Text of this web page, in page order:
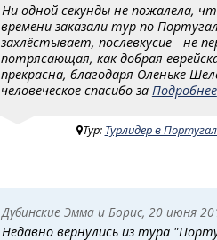
Ни одной секунды не пожалела,
времени заказали тур по
захлёстывает, послевкусие - не
потрясающая, как добрая
прекрасна, благодаря Оленьке
человеческое спасибо за Подробнее
Тур: Турлидер в
Дубинские Эмма и Борис, 20 июня
Недавно вернулись из тура